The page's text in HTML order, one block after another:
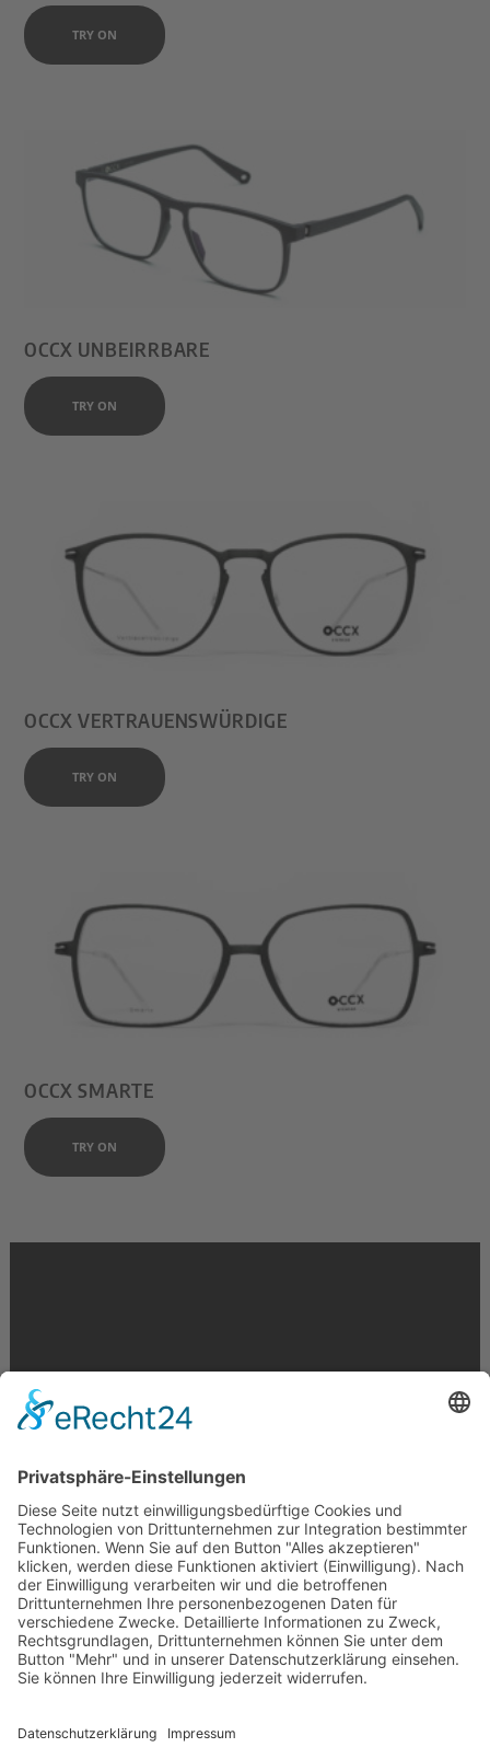
TRY ON
OCCX UNBEIRRBARE
TRY ON
OCCX VERTRAUENSWÜRDIGE
TRY ON
OCCX SMARTE
TRY ON
Krahnstr. 17/18 | 49074 Osnabrück
Telefon: 0541 29746 | E-Mail:info@optikmeyer.de
Impressum|Datenschutz|Cookie-Einstellungen